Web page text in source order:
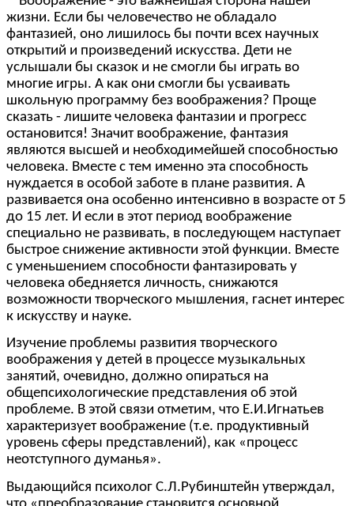
жизни. Если бы человечество не обладало
фантазией, оно лишилось бы почти всех научных
открытий и произведений искусства. Дети не
услышали бы сказок и не смогли бы играть во
многие игры. А как они смогли бы усваивать
школьную программу без воображения? Проще
сказать - лишите человека фантазии и прогресс
остановится! Значит воображение, фантазия
являются высшей и необходимейшей способностью
человека. Вместе с тем именно эта способность
нуждается в особой заботе в плане развития. А
развивается она особенно интенсивно в возрасте от 5
до 15 лет. И если в этот период воображение
специально не развивать, в последующем наступает
быстрое снижение активности этой функции. Вместе
с уменьшением способности фантазировать у
человека обедняется личность, снижаются
возможности творческого мышления, гаснет интерес
к искусству и науке.
Изучение проблемы развития творческого
воображения у детей в процессе музыкальных
занятий, очевидно, должно опираться на
общепсихологические представления об этой
проблеме. В этой связи отметим, что Е.И.Игнатьев
характеризует воображение (т.е. продуктивный
уровень сферы представлений), как «процесс
неотступного думанья».
Выдающийся психолог С.Л.Рубинштейн утверждал,